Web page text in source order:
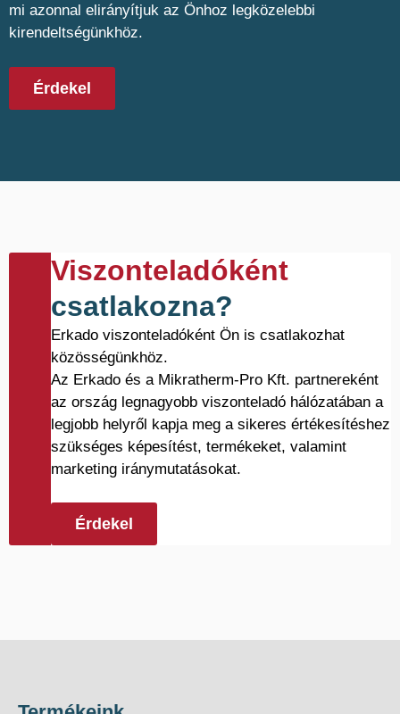
mi azonnal elirányítjuk az Önhoz legközelebbi
kirendeltségünkhöz.
Érdekel
Viszonteladóként
csatlakozna?
Erkado viszonteladóként Ön is csatlakozhat
közösségünkhöz.
Az Erkado és a Mikratherm-Pro Kft. partnereként
az ország legnagyobb viszonteladó hálózatában a
legjobb helyről kapja meg a sikeres értékesítéshez
szükséges képesítést, termékeket, valamint
marketing iránymutatásokat.
Érdekel